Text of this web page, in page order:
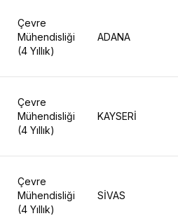
Çevre
Mühendisliği
(4 Yıllık)
ADANA
Çevre
Mühendisliği
(4 Yıllık)
KAYSERİ
Çevre
Mühendisliği
(4 Yıllık)
SİVAS